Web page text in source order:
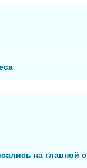
на главной